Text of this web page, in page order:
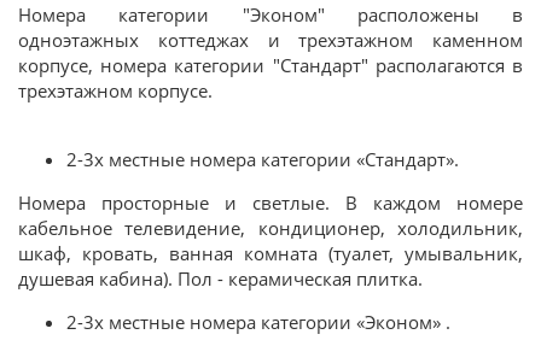
Номера категории "Эконом" расположены в
одноэтажных коттеджах и трехэтажном каменном
корпусе, номера категории "Стандарт" располагаются в
трехэтажном корпусе.
2-3х местные номера категории «Стандарт».
Номера просторные и светлые. В каждом номере
кабельное телевидение, кондиционер, холодильник,
шкаф, кровать, ванная комната (туалет, умывальник,
душевая кабина). Пол - керамическая плитка.
2-3х местные номера категории «Эконом» .